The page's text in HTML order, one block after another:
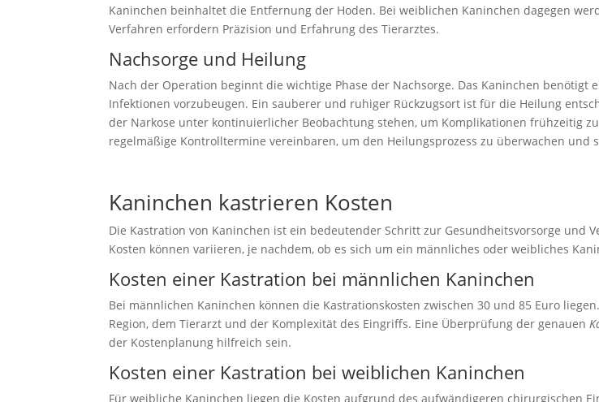
Kaninchen beinhaltet die Entfernung der Hoden. Bei weiblichen Kaninchen dagegen
Verfahren erfordern Präzision und Erfahrung des Tierarztes.
Nachsorge und Heilung
Nach der Operation beginnt die wichtige Phase der Nachsorge. Das Kaninchen benötigt
Infektionen vorzubeugen. Ein sauberer und ruhiger Rückzugsort ist für die Heilung
der Narkose unter kontinuierlicher Beobachtung stehen, um Komplikationen frühzeitig
regelmäßige Kontrolltermine vereinbaren, um den Heilungsprozess zu überwachen und
Kaninchen kastrieren Kosten
Die Kastration von Kaninchen ist ein bedeutender Schritt zur Gesundheitsvorsorge
Kosten können variieren, je nachdem, ob es sich um ein männliches oder weibliches
Kosten einer Kastration bei männlichen Kaninchen
Bei männlichen Kaninchen können die Kastrationskosten zwischen 30 und 85 Euro
Region, dem Tierarzt und der Komplexität des Eingriffs. Eine Überprüfung der genauen
der Kostenplanung hilfreich sein.
Kosten einer Kastration bei weiblichen Kaninchen
Für weibliche Kaninchen liegen die Kosten aufgrund des aufwändigeren chirurgischen